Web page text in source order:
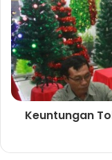
Keuntungan